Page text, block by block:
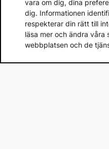
vara om dig, dina
dig. Informationen
respekterar din rätt till
läsa mer och ändra
webbplatsen och de